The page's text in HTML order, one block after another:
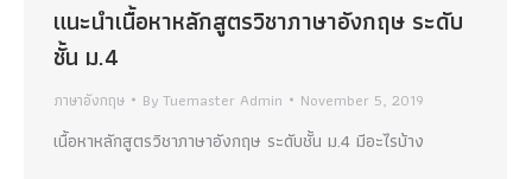
แนะนำเนื้อหาหลักสูตรวิชาภาษาอังกฤษ ระดับ
ชั้น ม.4
ภาษาอังกฤษ ByTuemaster Admin November 5, 2019
เนื้อหาหลักสูตรวิชาภาษาอังกฤษ ระดับชั้น ม.4 มีอะไรบ้าง